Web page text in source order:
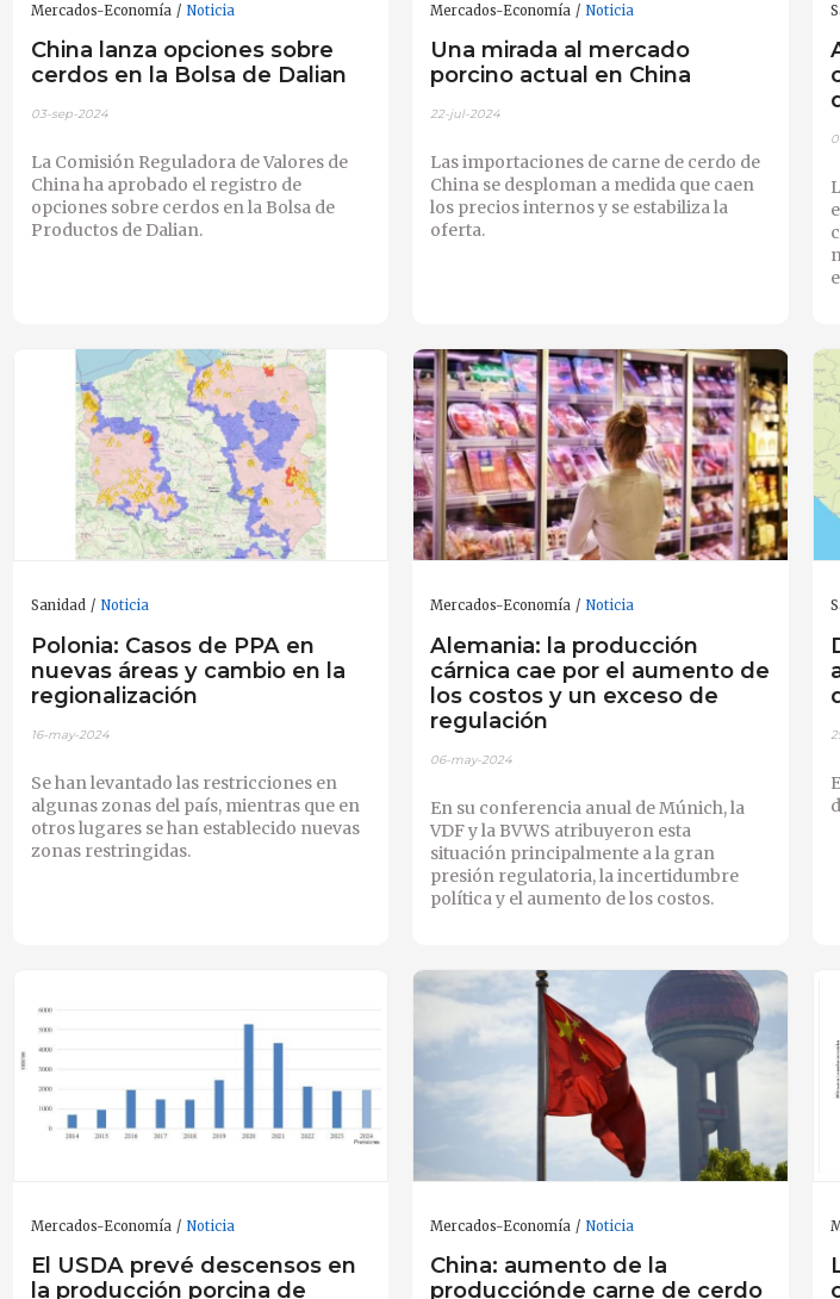
Mercados-Economía Noticia
China lanza opciones sobre
cerdos en la Bolsa de Dalian
03-sep-2024
La Comisión Reguladora de Valores de
China ha aprobado el registro de
opciones sobre cerdos en la Bolsa de
Productos de Dalian.
Mercados-Economía Noticia
Una mirada al mercado
porcino actual en China
22-jul-2024
Las importaciones de carne de cerdo de
China se desploman a medida que caen
los precios internos y se estabiliza la
oferta.
Sanidad Noticia
Polonia: Casos de PPA en
nuevas áreas y cambio en la
regionalización
16-may-2024
Se han levantado las restricciones en
algunas zonas del país, mientras que en
otros lugares se han establecido nuevas
zonas restringidas.
Mercados-Economía Noticia
Alemania: la producción
cárnica cae por el aumento de
los costos y un exceso de
regulación
06-may-2024
En su conferencia anual de Múnich, la
VDF y la BVWS atribuyeron esta
situación principalmente a la gran
presión regulatoria, la incertidumbre
política y el aumento de los costos.
Mercados-Economía Noticia
El USDA prevé descensos en
la producción porcina de
Mercados-Economía Noticia
China: aumento de la
producciónde carne de cerdo